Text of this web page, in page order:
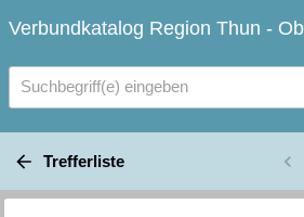
Verbundkatalog Region Thun -
Suchbegriff(e) eingeben
Trefferliste